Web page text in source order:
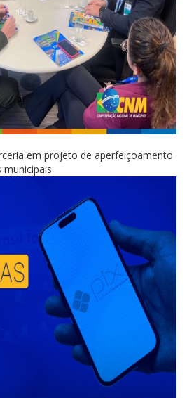
em projeto de aperfeiçoamento
municipais